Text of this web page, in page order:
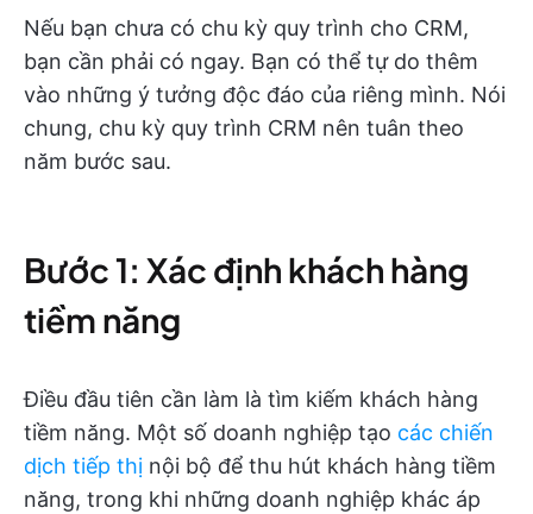
Nếu bạn chưa có chu kỳ quy trình cho CRM,
bạn cần phải có ngay. Bạn có thể tự do thêm
vào những ý tưởng độc đáo của riêng mình. Nói
chung, chu kỳ quy trình CRM nên tuân theo
năm bước sau.
Bước 1: Xác định khách hàng
tiềm năng
Điều đầu tiên cần làm là tìm kiếm khách hàng
tiềm năng. Một số doanh nghiệp tạo các chiến
dịch tiếp thị nội bộ để thu hút khách hàng tiềm
năng, trong khi những doanh nghiệp khác áp